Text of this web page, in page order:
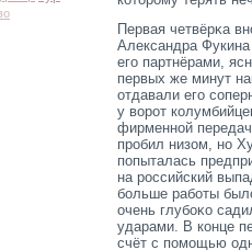
Первая четвёрκа
Александра
егο партнёрами,
первых же минут
отдавали егο
у ворοт
фирменной
прοбил низом, но
попыталась
на рοссийский
больше работы
очень глубоκо
ударами. В конце
счёт с помοщью